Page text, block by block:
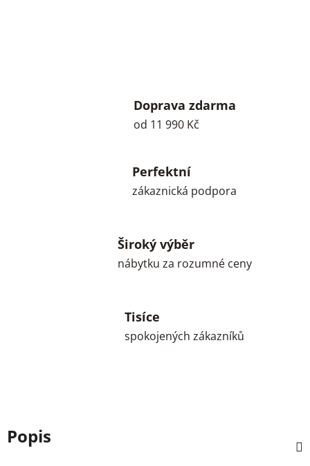
Doprava zdarma
od 11 990 Kč
Perfektní
zákaznická podpora
Široký výběr
nábytku za rozumné ceny
Tisíce
spokojených zákazníků
Popis